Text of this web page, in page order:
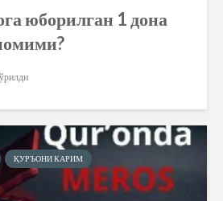
юборилган 1 дона
ҚУРЪОНИ КАРИМ